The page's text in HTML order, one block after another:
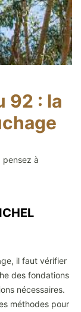
92 : la
pensez à
il faut vérifier
des fondations
nécessaires.
méthodes pour